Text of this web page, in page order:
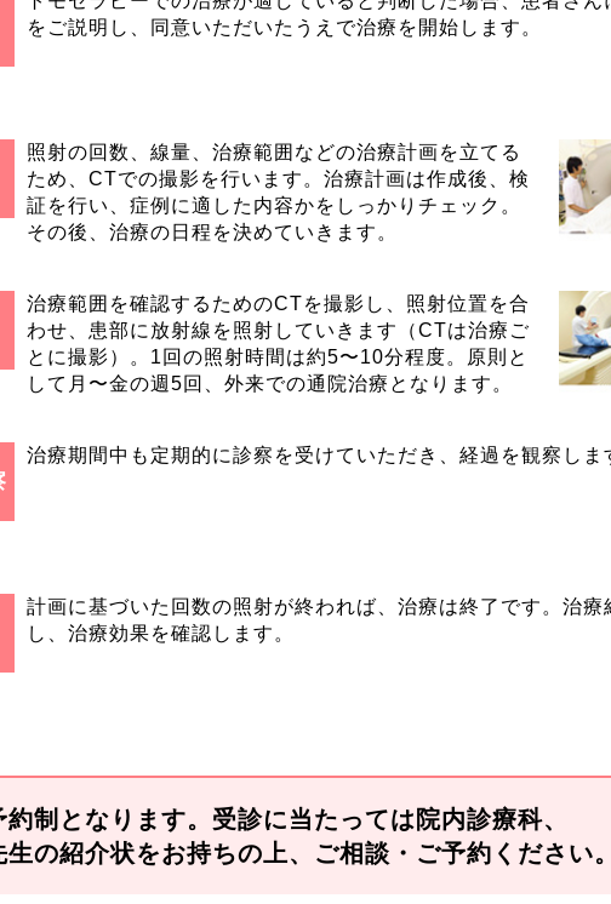
をご説明し、同意いただいたうえで治療を開始します。
照射の回数、線量、治療範囲などの治療計画を立てる
ため、CTでの撮影を行います。治療計画は作成後、検
証を行い、症例に適した内容かをしっかりチェック。
その後、治療の日程を決めていきます。
治療範囲を確認するためのCTを撮影し、照射位置を合
わせ、患部に放射線を照射していきます（CTは治療ご
とに撮影）。1回の照射時間は約5〜10分程度。原則と
して月〜金の週5回、外来での通院治療となります。
治療期間中も定期的に診察を受けていただき、経過を観察しま
計画に基づいた回数の照射が終われば、治療は終了です。治療
し、治療効果を確認します。
約制となります。受診に当たっては院内診療科、
の紹介状をお持ちの上、ご相談・ご予約ください。